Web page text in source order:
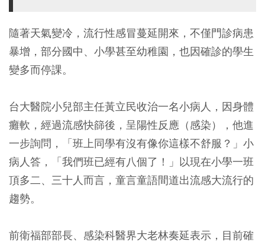
隨著天氣變冷，流行性感冒蔓延開來，不僅門診病患
暴增，部分國中、小學甚至幼稚園，也因確診的學生
變多而停課。
台大醫院小兒部主任黃立民收治一名小病人，因身體
癱軟，經過流感快篩後，呈陽性反應（感染），他進
一步詢問，「班上同學有沒有像你這樣不舒服？」小
病人答，「我們班已經有八個了！」以現在小學一班
頂多二、三十人而言，童言童語間道出流感大流行的
趨勢。
前衛福部部長、感染科醫界大老林奏延表示，目前確